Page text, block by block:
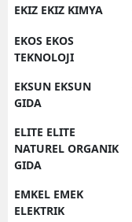
EKIZ EKIZ KIMYA
EKOS EKOS
TEKNOLOJI
EKSUN EKSUN
GIDA
ELITE ELITE
NATUREL ORGANIK
GIDA
EMKEL EMEK
ELEKTRIK